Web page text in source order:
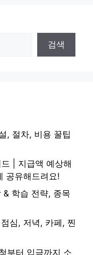
검색
, 절차, 비용 꿀팁
| 지급액 예상해
공유해드려요!
학습 전략, 종목
심, 저녁, 카페, 찐
부터 입금까지 소